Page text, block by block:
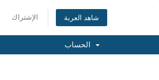
الإشتراك شاهد العربة